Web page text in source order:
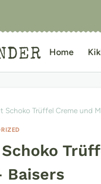
Home
Schoko Trüffel Creme und
Baisers